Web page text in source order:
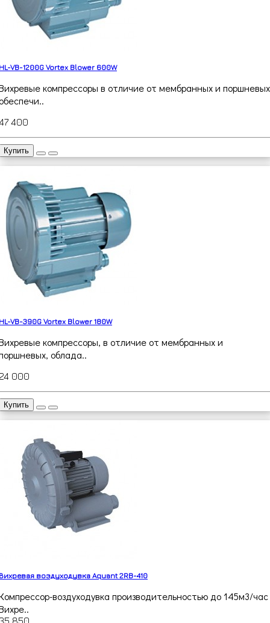
VB-1200G Vortex Blower 600W
компрессоры в отличие от мембранных и поршневых
400
Купить
VB-390G Vortex Blower 180W
компрессоры, в отличие от мембранных и
облада..
000
Купить
воздуходувка Aquant 2RB-410
воздуходувка производительностью до 145м3/час
850